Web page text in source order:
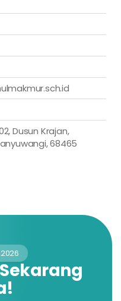
Dusun Krajan,
68465
Sekarang